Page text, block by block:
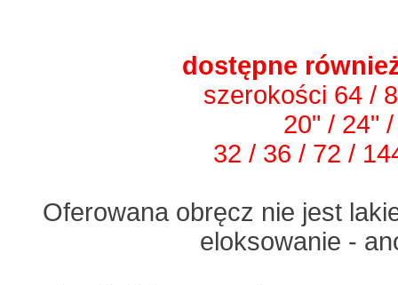
dostępne
szerokości 64 /
20" / 24"
32 / 36 / 72 /
Oferowana obręcz nie jest
eloksowanie -